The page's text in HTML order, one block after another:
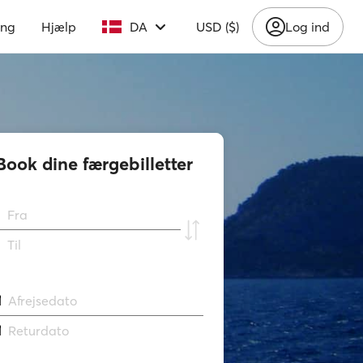
Hjælp DA USD ($) Log ind
dine færgebilletter
Fra
Til
Afrejsedato
Returdato